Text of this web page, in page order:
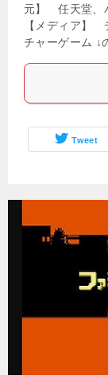
元】 任天堂、
【メディア】
チャーゲーム ↓
Tweet